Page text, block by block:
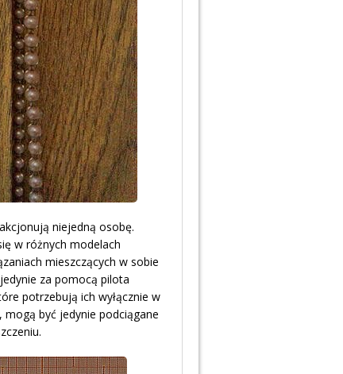
niejedną osobę.
w różnych modelach
mieszczących w sobie
za pomocą pilota
potrzebują ich wyłącznie w
być jedynie podciągane